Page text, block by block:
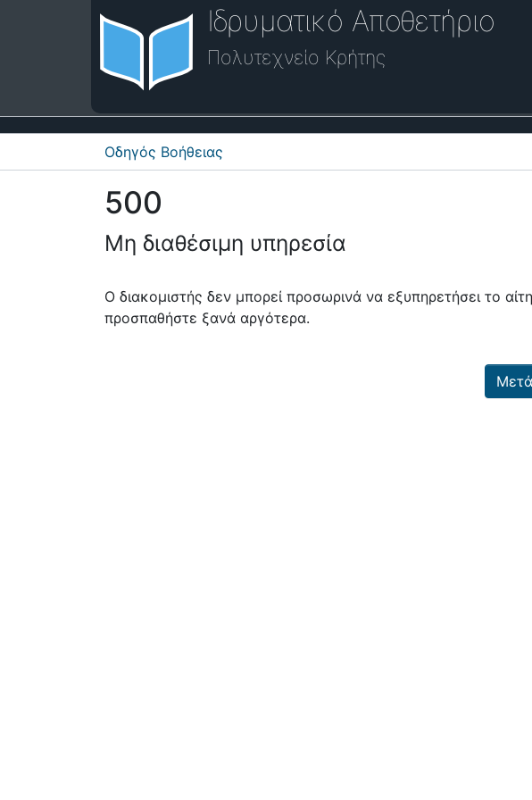
Ιδρυματικό Αποθετήριο
Πολυτεχνείο Κρήτης
Οδηγός Βοήθειας
500
Μη διαθέσιμη υπηρεσία
Ο διακομιστής δεν μπορεί προσωρινά να εξυπηρετήσει το
προσπαθήστε ξανά αργότερα.